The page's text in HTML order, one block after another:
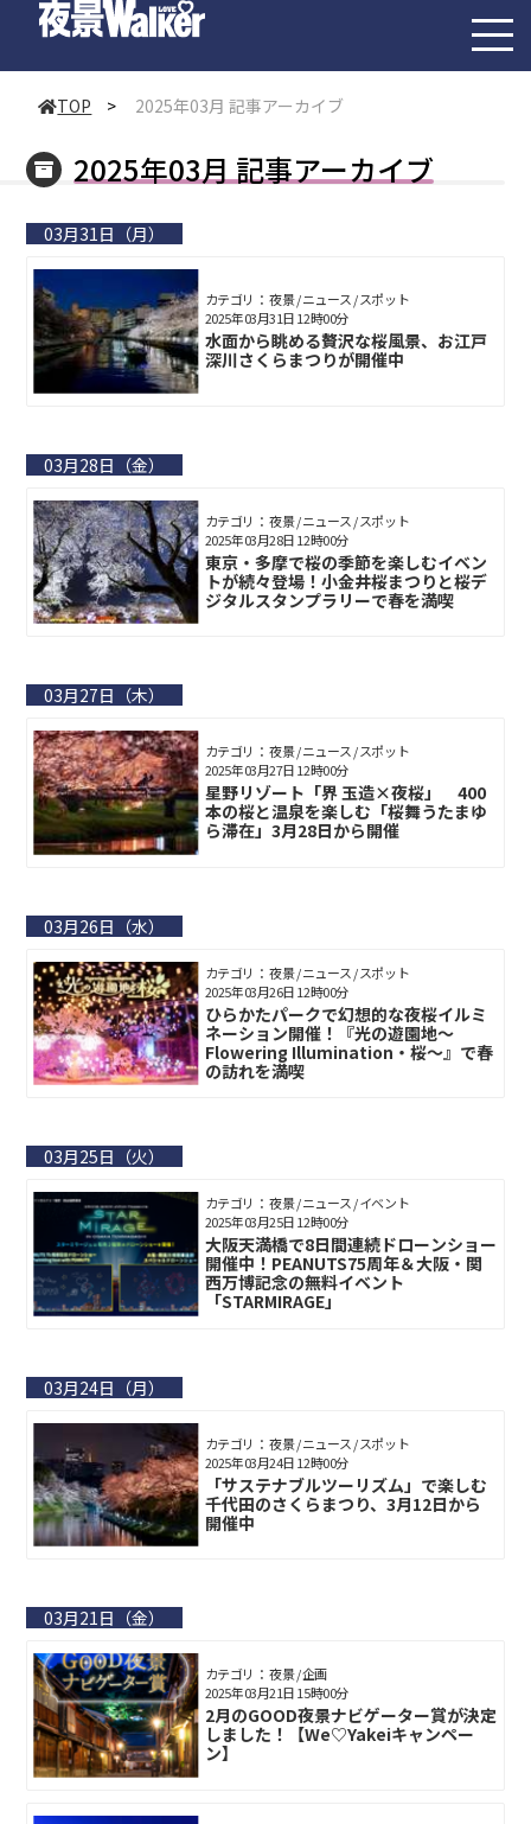
TOP > 2025年03月 記事アーカイブ
2025年03月 記事アーカイブ
03月31日（月）
カテゴリ： 夜景 / ニュース / スポット
水面から眺める贅沢な桜風景、お江戸
深川さくらまつりが開催中
2025年03月31日 12時00分
03月28日（金）
カテゴリ： 夜景 / ニュース / スポット
東京・多摩で桜の季節を楽しむイベン
トが続々登場！小金井桜まつりと桜デ
ジタルスタンプラリーで春を満喫
2025年03月28日 12時00分
03月27日（木）
カテゴリ： 夜景 / ニュース / スポット
星野リゾート「界 玉造×夜桜」 400
本の桜と温泉を楽しむ「桜舞うたまゆ
ら滞在」3月28日から開催
2025年03月27日 12時00分
03月26日（水）
カテゴリ： 夜景 / ニュース / スポット
ひらかたパークで幻想的な夜桜イルミ
ネーション開催！『光の遊園地～
Flowering Illumination・桜～』で春
の訪れを満喫
2025年03月26日 12時00分
03月25日（火）
カテゴリ： 夜景 / ニュース / イベント
大阪天満橋で8日間連続ドローンショー
開催中！PEANUTS75周年＆大阪・関
西万博記念の無料イベント
「STARMIRAGE」
2025年03月25日 12時00分
03月24日（月）
カテゴリ： 夜景 / ニュース / スポット
「サステナブルツーリズム」で楽しむ
千代田のさくらまつり、3月12日から
開催中
2025年03月24日 12時00分
03月21日（金）
カテゴリ： 夜景 / 企画
2月のGOOD夜景ナビゲーター賞が決定
しました！【We♡Yakeiキャンペー
ン】
2025年03月21日 15時00分